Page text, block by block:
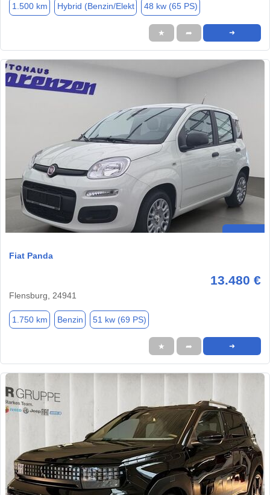
1.500 km Hybrid (Benzin/Elekt 48 kw (65 PS)
★ ➦ ➜
Fiat Panda
13.480 €
Flensburg, 24941
1.750 km Benzin 51 kw (69 PS)
★ ➦ ➜